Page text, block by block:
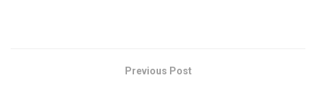
Previous Post